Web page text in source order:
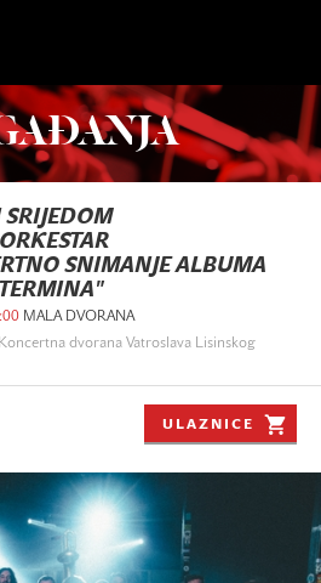
SNIMANJE ALBUMA
MALA DVORANA
dvorana Vatroslava Lisinskog
ULAZNICE